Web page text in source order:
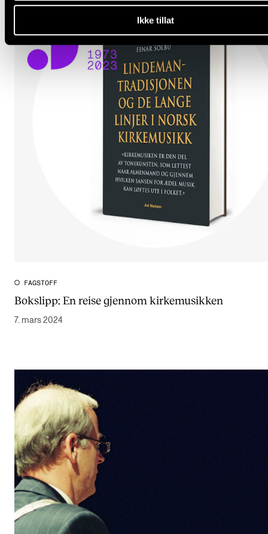
Ikke tillat
FAGSTOFF
Bokslipp: En reise gjennom kirkemusikken
7. mars 2024